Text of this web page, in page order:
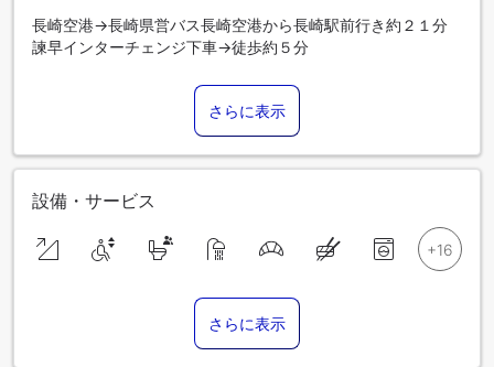
長崎空港→長崎県営バス長崎空港から長崎駅前行き約２１分
諫早インターチェンジ下車→徒歩約５分
さらに表示
設備・サービス
さらに表示